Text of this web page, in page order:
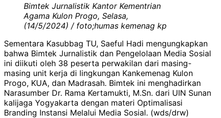
Bimtek Jurnalistik Kantor Kementrian
Agama Kulon Progo, Selasa,
(14/5/2024) / foto;humas kemenag kp
Sementara Kasubbag TU, Saeful Hadi mengungkapkan
bahwa Bimtek Jurnalistik dan Pengelolaan Media Sosial
ini diikuti oleh 38 peserta perwakilan dari masing-
masing unit kerja di lingkungan Kankemenag Kulon
Progo, KUA, dan Madrasah. Bimtek ini menghadirkan
Narasumber Dr. Rama Kertamukti, M.Sn. dari UIN Sunan
kalijaga Yogyakarta dengan materi Optimalisasi
Branding Instansi Melalui Media Sosial. (wds/drw)